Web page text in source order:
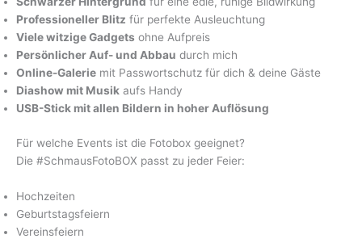
Professioneller Blitz für perfekte Ausleuchtung
Viele witzige Gadgets ohne Aufpreis
Persönlicher Auf- und Abbau durch mich
Online-Galerie mit Passwortschutz für dich & deine Gäste
Diashow mit Musik aufs Handy
USB-Stick mit allen Bildern in hoher Auflösung
Für welche Events ist die Fotobox geeignet?
Die #SchmausFotoBOX passt zu jeder Feier:
Hochzeiten
Geburtstagsfeiern
Vereinsfeiern